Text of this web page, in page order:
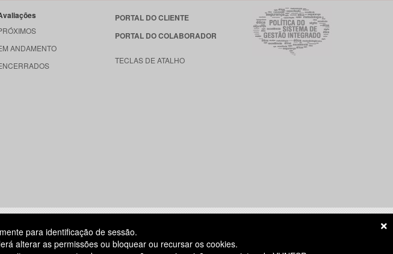
ANDAMENTO
PORTAL DO CLIENTE
PORTAL DO COLABORADOR
TECLAS DE ATALHO
para identificação de sessão.
alterar as permissões ou bloquear ou recursar os cookies.